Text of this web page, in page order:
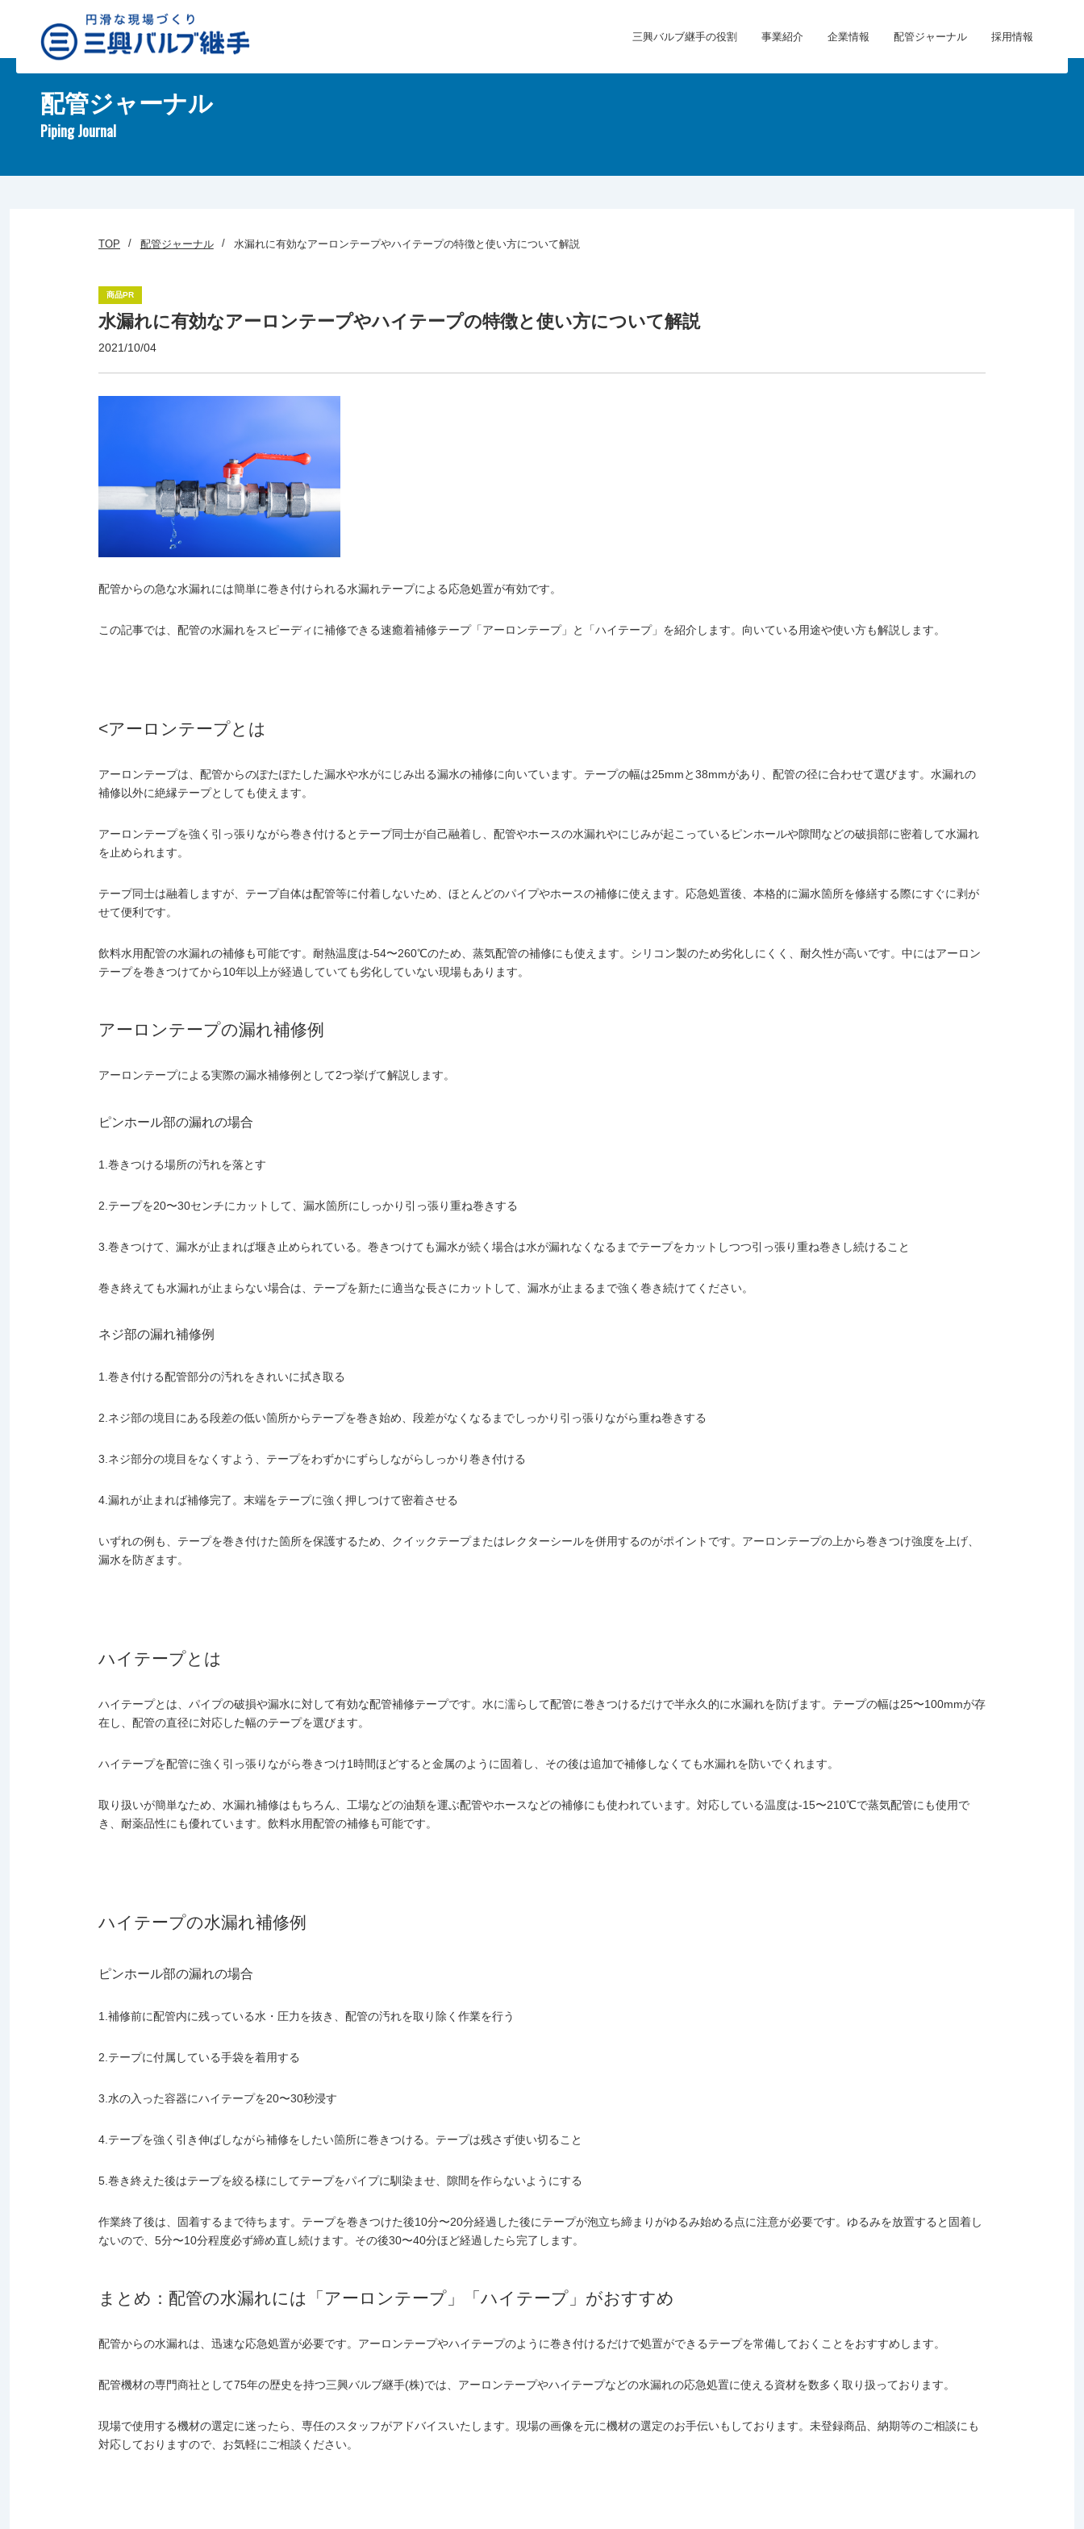
三興バルブ継手の役割 事業紹介 企業情報 配管ジャーナル 採用情報
配管ジャーナル
Piping Journal
TOP 配管ジャーナル 水漏れに有効なアーロンテープやハイテープの特徴と使い方について解説
商品PR
水漏れに有効なアーロンテープやハイテープの特徴と使い方について解説
2021/10/04
配管からの急な水漏れには簡単に巻き付けられる水漏れテープによる応急処置が有効です。
この記事では、配管の水漏れをスピーディに補修できる速癒着補修テープ「アーロンテープ」と「ハイテープ」を紹介します。向いている用途や使い方も解説します。
<アーロンテープとは
アーロンテープは、配管からのぽたぽたした漏水や水がにじみ出る漏水の補修に向いています。テープの幅は25mmと38mmがあり、配管の径に合わせて選びます。水漏れの
補修以外に絶縁テープとしても使えます。
アーロンテープを強く引っ張りながら巻き付けるとテープ同士が自己融着し、配管やホースの水漏れやにじみが起こっているピンホールや隙間などの破損部に密着して水漏れ
を止められます。
テープ同士は融着しますが、テープ自体は配管等に付着しないため、ほとんどのパイプやホースの補修に使えます。応急処置後、本格的に漏水箇所を修繕する際にすぐに剥が
せて便利です。
飲料水用配管の水漏れの補修も可能です。 耐熱温度は-54〜260℃のため、蒸気配管の補修にも使えます。シリコン製のため劣化しにくく、耐久性が高いです。中にはアーロン
テープを巻きつけてから10年以上が経過していても劣化していない現場もあります。
アーロンテープの漏れ補修例
アーロンテープによる実際の漏水補修例として2つ挙げて解説します。
ピンホール部の漏れの場合
1.巻きつける場所の汚れを落とす
2.テープを20〜30センチにカットして、漏水箇所にしっかり引っ張り重ね巻きする
3.巻きつけて、漏水が止まれば堰き止められている。巻きつけても漏水が続く場合は水が漏れなくなるまでテープをカットしつつ引っ張り重ね巻きし続けること
巻き終えても水漏れが止まらない場合は、テープを新たに適当な長さにカットして、漏水が止まるまで強く巻き続けてください。
ネジ部の漏れ補修例
1.巻き付ける配管部分の汚れをきれいに拭き取る
2.ネジ部の境目にある段差の低い箇所からテープを巻き始め、段差がなくなるまでしっかり引っ張りながら重ね巻きする
3.ネジ部分の境目をなくすよう、テープをわずかにずらしながらしっかり巻き付ける
4.漏れが止まれば補修完了。末端をテープに強く押しつけて密着させる
いずれの例も、テープを巻き付けた箇所を保護するため、クイックテープまたはレクターシールを併用するのがポイントです。アーロンテープの上から巻きつけ強度を上げ、
漏水を防ぎます。
ハイテープとは
ハイテープとは、パイプの破損や漏水に対して有効な配管補修テープです。水に濡らして配管に巻きつけるだけで半永久的に水漏れを防げます。テープの幅は25〜100mmが存
在し、配管の直径に対応した幅のテープを選びます。
ハイテープを配管に強く引っ張りながら巻きつけ1時間ほどすると金属のように固着し、その後は追加で補修しなくても水漏れを防いでくれます。
取り扱いが簡単なため、水漏れ補修はもちろん、工場などの油類を運ぶ配管やホースなどの補修にも使われています。対応している温度は-15〜210℃で蒸気配管にも使用で
き、耐薬品性にも優れています。飲料水用配管の補修も可能です。
ハイテープの水漏れ補修例
ピンホール部の漏れの場合
1.補修前に配管内に残っている水・圧力を抜き、配管の汚れを取り除く作業を行う
2.テープに付属している手袋を着用する
3.水の入った容器にハイテープを20〜30秒浸す
4.テープを強く引き伸ばしながら補修をしたい箇所に巻きつける。テープは残さず使い切ること
5.巻き終えた後はテープを絞る様にしてテープをパイプに馴染ませ、隙間を作らないようにする
作業終了後は、固着するまで待ちます。テープを巻きつけた後10分〜20分経過した後にテープが泡立ち締まりがゆるみ始める点に注意が必要です。ゆるみを放置すると固着し
ないので、5分〜10分程度必ず締め直し続けます。その後30〜40分ほど経過したら完了します。
まとめ：配管の水漏れには「アーロンテープ」「ハイテープ」がおすすめ
配管からの水漏れは、迅速な応急処置が必要です。アーロンテープやハイテープのように巻き付けるだけで処置ができるテープを常備しておくことをおすすめします。
配管機材の専門商社として75年の歴史を持つ三興バルブ継手(株)では、アーロンテープやハイテープなどの水漏れの応急処置に使える資材を数多く取り扱っております。
現場で使用する機材の選定に迷ったら、専任のスタッフがアドバイスいたします。現場の画像を元に機材の選定のお手伝いもしております。未登録商品、納期等のご相談にも
対応しておりますので、お気軽にご相談ください。